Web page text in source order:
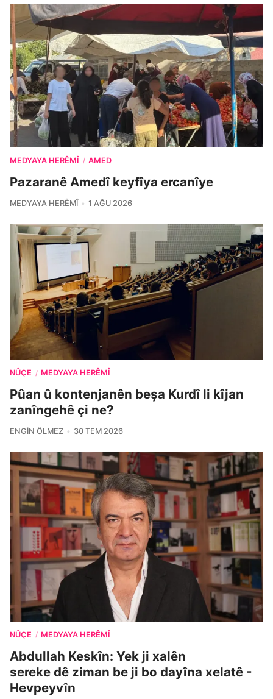
MEDYAYA HERÊMÎ / AMED
Pazaranê Amedî keyfîya ercanîye
MEDYAYA HERÊMÎ 1 AĞU 2026
NÛÇE / MEDYAYA HERÊMÎ
Pûan û kontenjanên beşa Kurdî li kîjan
zanîngehê çi ne?
ENGIN ÖLMEZ 30 TEM 2026
NÛÇE / MEDYAYA HERÊMÎ
Abdullah Keskîn: Yek ji xalên
sereke dê ziman be ji bo dayîna xelatê -
Hevpeyvîn